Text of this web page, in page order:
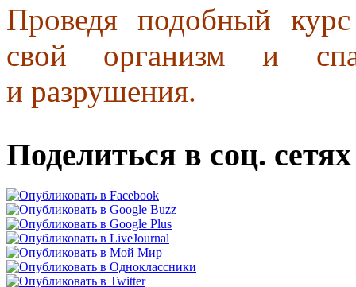
Проведя подобный
свой организм и
и разрушения.
Поделиться в соц. сетях